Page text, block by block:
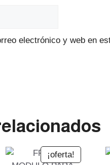
electrónico y web en
¡oferta!